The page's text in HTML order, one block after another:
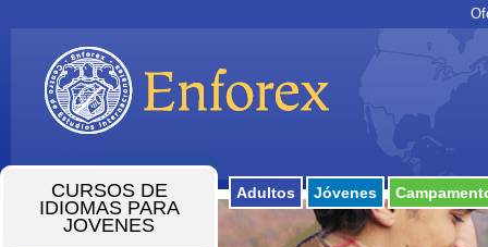
Adultos Jóvenes
CURSOS DE
IDIOMAS PARA
JOVENES